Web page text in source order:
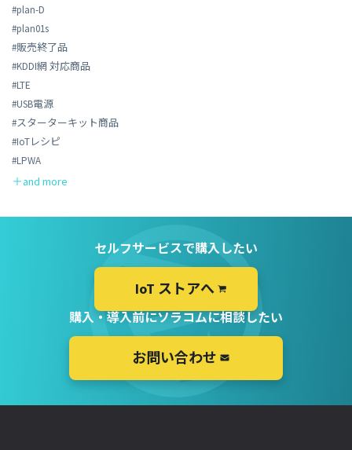
#plan-D
#plan01s
#販売終了品
#KDDI網 対応商品
#LTE
#USB電源
#スターターキット商品
#IoTレシピ
#LPWA
セルフサービスで購入したい
IoT ストアへ
購入・導入前にソラコムに相談したい
お問い合わせ